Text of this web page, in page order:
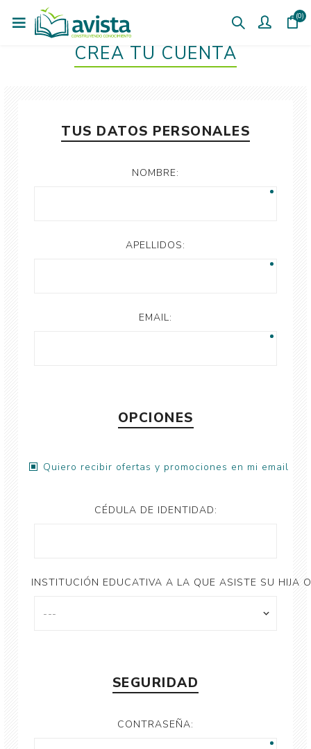
(0)
CREÁ TU CUENTA
TUS DATOS PERSONALES
NOMBRE:
APELLIDOS:
EMAIL:
OPCIONES
Quiero recibir ofertas y promociones en mi email
CÉDULA DE IDENTIDAD:
INSTITUCIÓN EDUCATIVA A LA QUE ASISTE SU HIJA
SEGURIDAD
CONTRASEÑA: